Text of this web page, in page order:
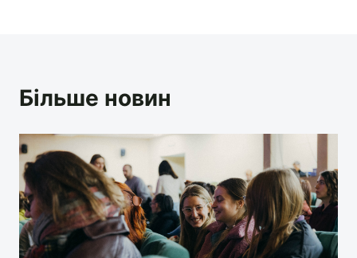
Більше новин